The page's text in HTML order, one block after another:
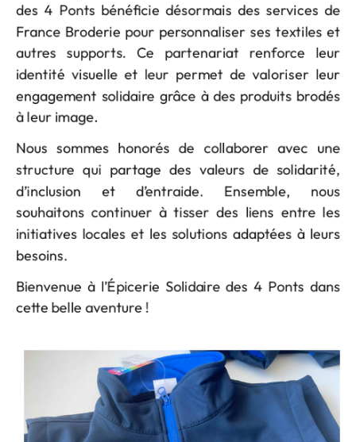
des 4 Ponts bénéficie désormais des services de
France Broderie pour personnaliser ses textiles et
autres supports. Ce partenariat renforce leur
identité visuelle et leur permet de valoriser leur
engagement solidaire grâce à des produits brodés
à leur image.
Nous sommes honorés de collaborer avec une
structure qui partage des valeurs de solidarité,
d’inclusion et d’entraide. Ensemble, nous
souhaitons continuer à tisser des liens entre les
initiatives locales et les solutions adaptées à leurs
besoins.
Bienvenue à l’Épicerie Solidaire des 4 Ponts dans
cette belle aventure !